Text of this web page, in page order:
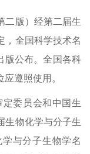
版）经第二届生
，全国科学技术名
版公布。全国各科
遵照使用。
定委员会和中国生
生物化学与分子生
与分子生物学名